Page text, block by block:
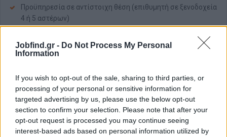
Jobfind.gr - Do Not Process My Personal
Information
If you wish to opt-out of the sale, sharing to third parties, or
processing of your personal or sensitive information for
targeted advertising by us, please use the below opt-out
section to confirm your selection. Please note that after your
opt-out request is processed you may continue seeing
interest-based ads based on personal information utilized by
Προϋπηρεσία σε αντίστοιχη θέση (επιθυμητή σε ξενοδοχεία
4 ή 5 αστέρων)
Επιπλέον γνώση δεύτερης ξένης γλώσσας (Ρώσικα ή
Γαλλικά) θα θεωρηθεί επιπλέον προσόν
Επικοινωνιακές δεξιότητες και πελατοκεντρική αντίληψη
Ομαδικό πνεύμα και επαγγελματική συμπεριφορά
Παροχές
Υψηλό πακέτο αποδοχών / Bonus παραγωγικότητας.